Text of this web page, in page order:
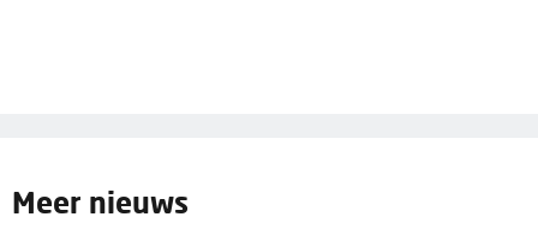
Meer nieuws